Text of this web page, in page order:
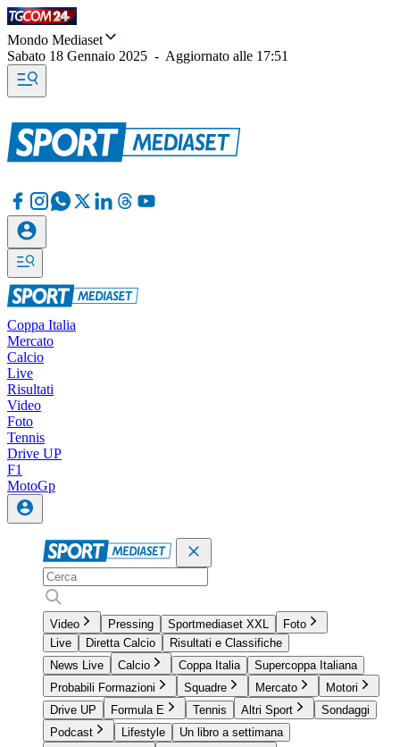
Mondo Mediaset
Sabato 18 Gennaio 2025 - Aggiornato alle 17:51
Coppa Italia
Mercato
Calcio
Live
Risultati
Video
Foto
Tennis
Drive UP
F1
MotoGp
Video Pressing Sportmediaset XXL
Foto
Live
Diretta Calcio
Risultati e Classifiche
News Live
Calcio Coppa Italia
Supercoppa Italiana
Probabili Formazioni
Squadre Mercato
Motori
Drive UP
Formula E Tennis Altri Sport
Sondaggi
Podcast
Lifestyle
Un libro a settimana